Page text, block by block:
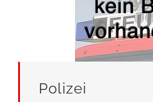
Polizei